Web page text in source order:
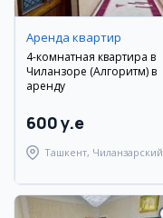
Аренда квартир
4-комнатная квартира в
Чиланзоре (Алгоритм) в
аренду
600 y.e
Ташкент, Чиланзарский